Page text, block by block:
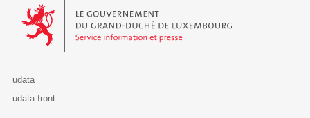
Le Gouvernement du Grand-Duché de Luxembourg - Service
udata
udata-front